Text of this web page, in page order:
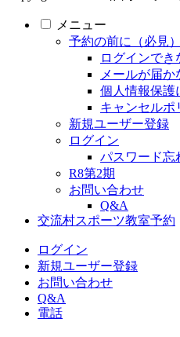
メニュー
予約の前に（必見）
ログインでき
メールが届か
個人情報保護
キャンセルポ
新規ユーザー登録
ログイン
パスワード忘
R8第2期
お問い合わせ
Q&A
交流村スポーツ教室予約
ログイン
新規ユーザー登録
お問い合わせ
Q&A
電話